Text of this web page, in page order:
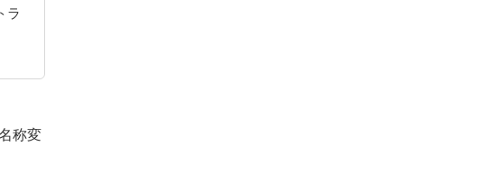
ラ
称変